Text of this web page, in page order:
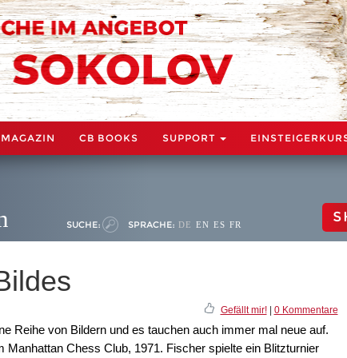
CB BOOKS SUPPORT
SUCHE: SPRACHE: DE EN ES FR
Gefällt mir!| 0 Kommentare
Reihe von Bildern und es tauchen auch immer mal neue auf.
Manhattan Chess Club, 1971. Fischer spielte ein Blitzturnier